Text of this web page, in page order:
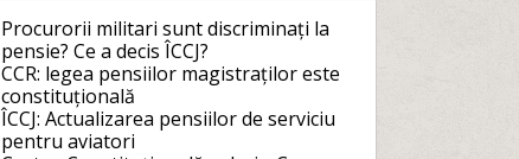
Procurorii militari sunt discriminați la
pensie? Ce a decis ÎCCJ?
CCR: legea pensiilor magistraților este
constituțională
ÎCCJ: Actualizarea pensiilor de serviciu
pentru aviatori